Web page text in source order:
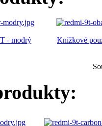
- modrý
Knížkové